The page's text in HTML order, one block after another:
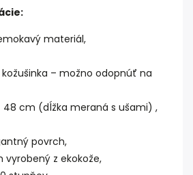
materiál,
– možno odopnúť na
48 cm (dĺžka meraná s ušami) ,
povrch,
vyrobený z ekokože,